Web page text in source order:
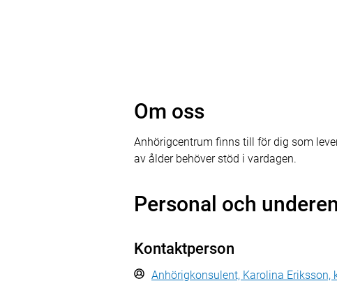
Om oss
Anhörigcentrum finns till för dig som
av ålder behöver stöd i vardagen.
Personal och
Kontaktperson
Anhörigkonsulent, Karolina Eriksson,